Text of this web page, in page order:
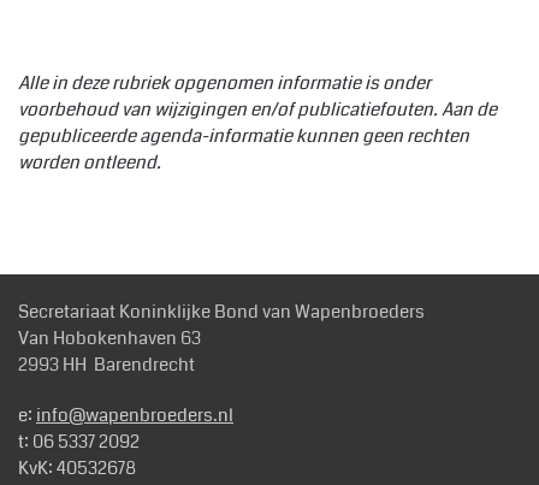
Alle in deze rubriek opgenomen informatie is onder
voorbehoud van wijzigingen en/of publicatiefouten. Aan de
gepubliceerde agenda-informatie kunnen geen rechten
worden ontleend.
Secretariaat Koninklijke Bond van Wapenbroeders
Van Hobokenhaven 63
2993 HH Barendrecht
e: info@wapenbroeders.nl
t: 06 5337 2092
KvK: 40532678